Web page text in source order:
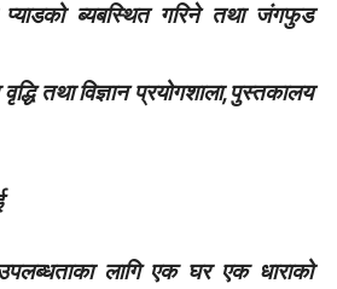
ब्यबस्थित गरिने तथा जंगफुड
तथा विज्ञान प्रयोगशाला,पुस्तकालय
लागि एक घर एक धाराको